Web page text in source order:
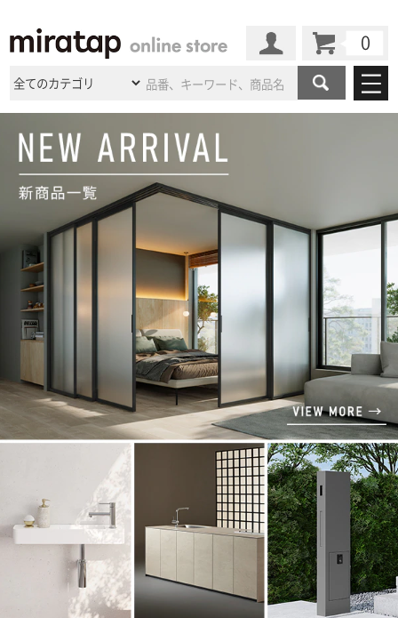
商品カテゴリ
洗面所・水回り タイル
キッチン 浴室（風呂・バスルー
ム）・
トイレ
ドア（扉）・
建具・玄関
扉
エクステリア （外構）
ウッドデッキ フローリング・ 床材
収納 インテリア・家具
ペット用品
パネル・壁材
ロートアイアン 天然石・石材
メンテナンス・ 施工材
施工事例
施工事例 法人案件納入事例
ミラタップ のあるくらし お客様訪問 インタビュー
店舗・施設事例
ショールーム
ショールームの ご案内 東京ショールーム
大阪 ショールーム 仙台 ショールーム
名古屋 ショールーム 京都 ショールーム
福岡ショールーム 札幌スマートショールー
ム
横浜スマートショールー
ウェルビーみのおHDC
BOX
サポート
ご利用ガイド 初めての方へ
よくある質問 お問い合わせ
修理お問い合わせ クレーム公開
説明書・図面検索 水まわり3年保証
お役立ち情報 住まいのスタイリング
アイデア
ミラタップチャンネル
オンライン相談
その他サービス
創る家
ASOLIE
工事会社紹介Coziコンシ
ェルジュ
自分らしい家づくり
SUVACO
最高のリノベ会社がみつ
かるリノベりす